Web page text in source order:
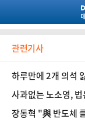
관련기사
하루만에 2개 의석
스속인물]
사과없는 노소영,
스크 칼럼]
장동혁 "與 반도체